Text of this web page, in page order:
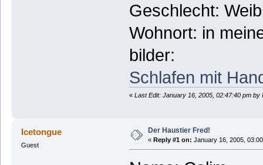
Geschlecht:
Wohnort: in
bilder:
Schlafen mit
« Last Edit: January 16, 2005, 02:47:40 pm by
Icetongue
Guest
Der Haustier Fred!
« Reply #1 on: January 16, 2005,